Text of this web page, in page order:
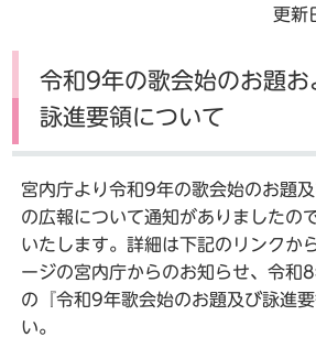
更新
令和9年の歌会始のお題お
詠進要領について
宮内庁より令和9年の歌会始のお題
の広報について通知がありましたの
いたします。詳細は下記のリンクか
ージの宮内庁からのお知らせ、令和
の『令和9年歌会始のお題及び詠進
い。